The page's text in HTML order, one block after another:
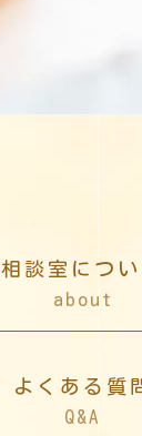
相談室につい
about
よくある質
Q&A